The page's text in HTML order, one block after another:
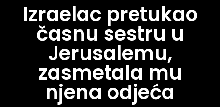
Izraelac pretukao
časnu sestru u
Jerusalemu,
zasmetala mu
njena odjeća